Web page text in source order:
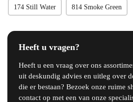
174 Still Water 814 Smoke Green
Heeft u vragen?
Heeft u een vraag over ons
uit deskundig advies en uitleg over
die er bestaan? Bezoek onze ruime
contact op met een van onze